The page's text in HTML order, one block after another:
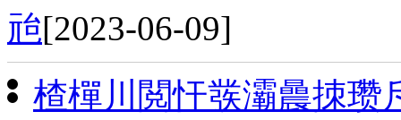
兘[2023-06-09]
楂樿川閲忓彂灞曟拺瓒